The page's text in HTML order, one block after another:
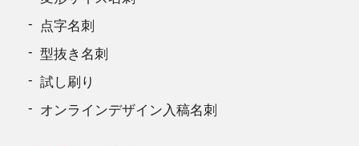
点字名刺
型抜き名刺
試し刷り
オンラインデザイン入稿名刺